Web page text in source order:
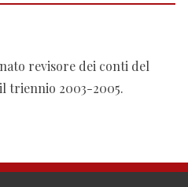
revisore dei conti del
triennio 2003-2005.